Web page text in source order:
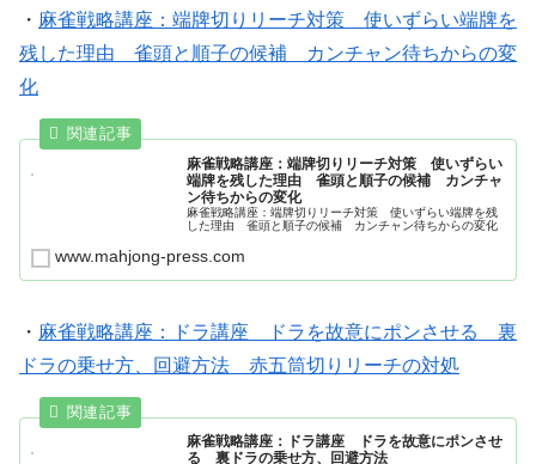
・ 麻雀戦略講座：端牌切りリーチ対策 使いずらい端牌を
残した理由 雀頭と順子の候補 カンチャン待ちからの変
化
麻雀戦略講座：端牌切りリーチ対策 使いずらい
端牌を残した理由 雀頭と順子の候補 カンチャ
ン待ちからの変化
麻雀戦略講座：端牌切りリーチ対策 使いずらい端牌を残
した理由 雀頭と順子の候補 カンチャン待ちからの変化
www.mahjong-press.com
・ 麻雀戦略講座：ドラ講座 ドラを故意にポンさせる 裏
ドラの乗せ方、回避方法 赤五筒切りリーチの対処
麻雀戦略講座：ドラ講座 ドラを故意にポンさせ
る 裏ドラの乗せ方、回避方法